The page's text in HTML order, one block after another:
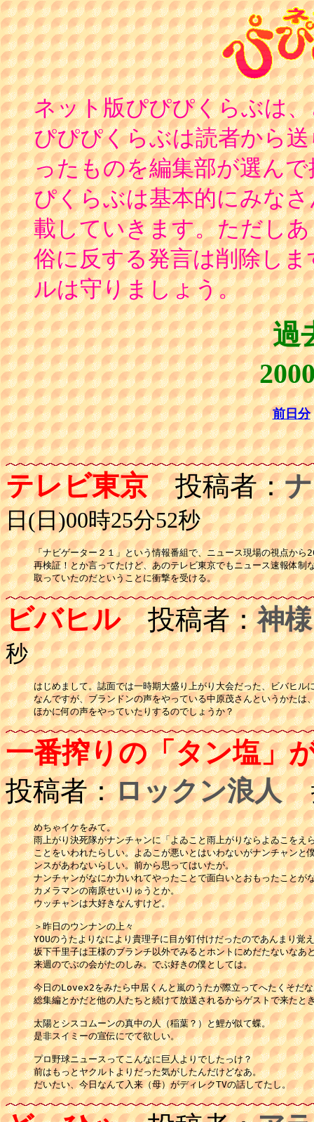
ネット版ぴぴぴくらぶは
ぴぴぴくらぶは読者から
ったものを編集部が選ん
ぴくらぶは基本的にみな
載していきます。ただし
俗に反する発言は削除し
ルは守りましょう。
過
前日分
テレビ東京投稿者：
日(日)00時25分52秒
「ナビゲーター２１」という情報番組で、ニュース現場の視点から
再検証！とか言ってたけど、あのテレビ東京でもニュース速報体制
取っていたのだということに衝撃を受ける。
ビバヒル投稿者：神様
秒
はじめまして。誌面では一時期大盛り上がり大会だった、ビバヒル
なんですが、ブランドンの声をやっている中原茂さんというかたは
一番搾りの「タン塩」
投稿者：ロックン浪人
めちゃイケをみて。
雨上がり決死隊がナンチャンに「よゐこと雨上がりならよゐこをえ
ことをいわれたらしい。よゐこが悪いとはいわないがナンチャンと
ンスがあわないらしい。前から思ってはいたが。
ナンチャンがなにか力いれてやったことで面白いとおもったことが
カメラマンの南原せいりゅうとか。
ウッチャンは大好きなんすけど。
＞昨日のウンナンの上々
YOUのうたよりなにより貴理子に目が釘付けだったのであんまり覚
坂下千里子は王様のブランチ以外でみるとホントにめだたないなあ
来週のでぶの会がたのしみ。でぶ好きの僕としては。
今日のLovex2をみたら中居くんと嵐のうたが際立ってへたくそだ
総集編とかだと他の人たちと続けて放送されるからゲストで来たと
太陽とシスコムーンの真中の人（稲葉？）と鯉が似て蝶。
是非スイミーの宣伝にでて欲しい。
プロ野球ニュースってこんなに巨人よりでしたっけ？
前はもっとヤクルトよりだった気がしたんだけどなあ。